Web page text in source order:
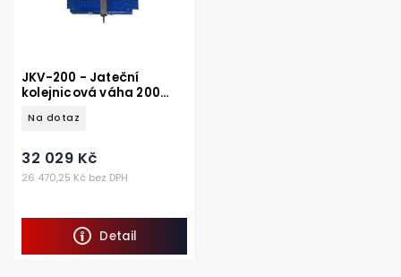
JKV-200 - Jateční
kolejnicová váha 200
Na dotaz
26 470,25 Kč bez DPH
32 029 Kč
Detail